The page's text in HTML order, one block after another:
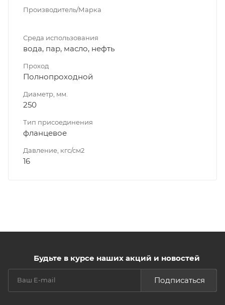
Производитель/Марка
Среда использования
вода, пар, масло, нефть
Проход
Полнопроходной
Диаметр, мм.
250
Тип присоединения
фланцевое
Давление, кгс/см2
16
Будьте в курсе наших акций и новостей
Подписаться